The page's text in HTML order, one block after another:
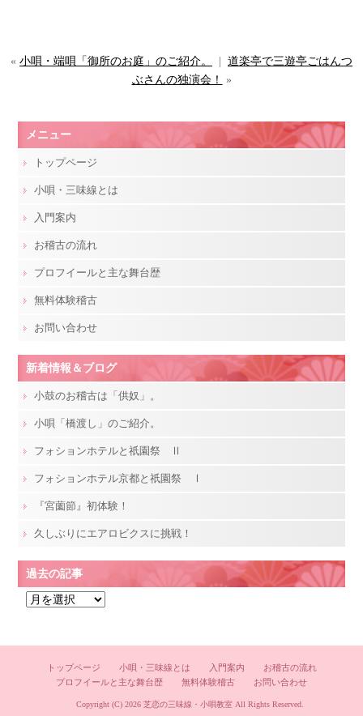
« 小唄・端唄「御所のお庭」のご紹介。
道楽亭で三遊亭ごはんつ
ぶさんの独演会！
»
メニュー
トップページ
小唄・三味線とは
入門案内
お稽古の流れ
プロフイールと主な舞台歴
無料体験稽古
お問い合わせ
新着情報＆ブログ
小鼓のお稽古は「供奴」。
小唄「橋渡し」のご紹介。
フォションホテルと祇園祭 Ⅱ
フォションホテル京都と祇園祭 Ⅰ
『宮薗節』初体験！
久しぶりにエアロビクスに挑戦！
過去の記事
トップページ 小唄・三味線とは 入門案内
お稽古の流れ
プロフイールと主な舞台歴
無料体験稽古 お問い合わせ
Copyright (C) 2026 芝恋の三味線・小唄教室All Rights Reserved.